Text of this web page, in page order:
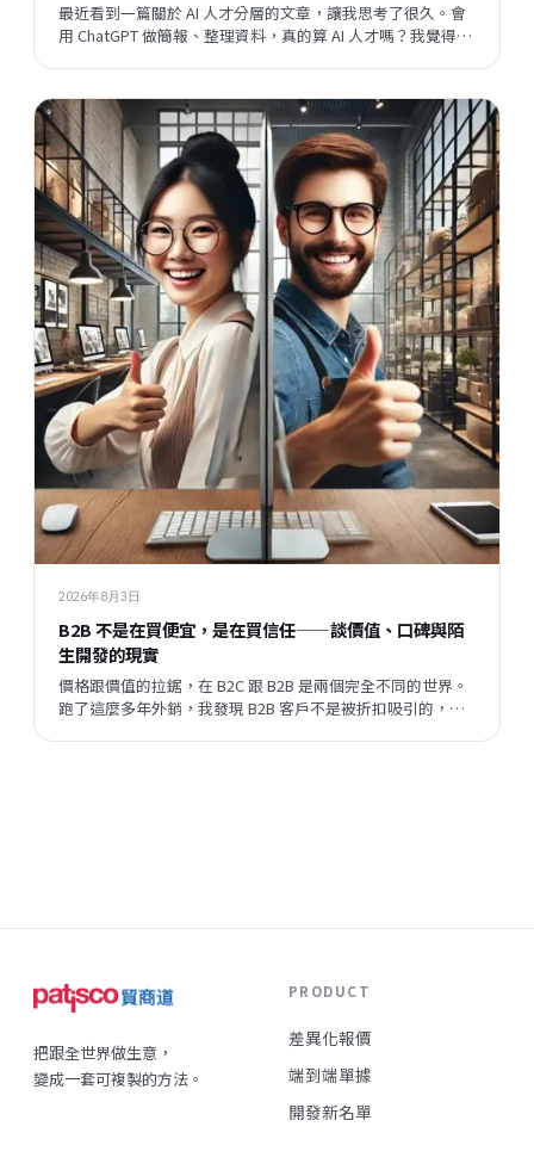
最近看到一篇關於 AI 人才分層的文章，讓我思考了很久。會
用 ChatGPT 做簡報、整理資料，真的算 AI 人才嗎？我覺得這
2026年8月3日
B2B 不是在買便宜，是在買信任——談價值、口碑與陌
生開發的現實
價格跟價值的拉鋸，在 B2C 跟 B2B 是兩個完全不同的世界。
跑了這麼多年外銷，我發現 B2B 客戶不是被折扣吸引的，他
把跟全世界做生意，
變成一套可複製的方法。
PRODUCT
差異化報價
端到端單據
開發新名單